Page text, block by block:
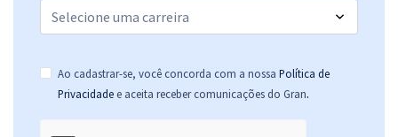
Ao cadastrar-se, você concorda com a nossa Política de
Privacidade e aceita receber comunicações do Gran.